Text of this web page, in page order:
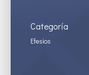
Categoría
Efesios